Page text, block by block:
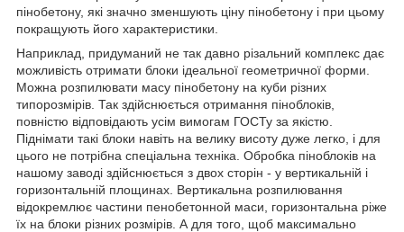
пінобетону, які значно зменшують ціну пінобетону і при цьому
покращують його характеристики.
Наприклад, придуманий не так давно різальний комплекс дає
можливість отримати блоки ідеальної геометричної форми.
Можна розпилювати масу пінобетону на куби різних
типорозмірів. Так здійснюється отримання піноблоків,
повністю відповідають усім вимогам ГОСТу за якістю.
Піднімати такі блоки навіть на велику висоту дуже легко, і для
цього не потрібна спеціальна техніка. Обробка піноблоків на
нашому заводі здійснюється з двох сторін - у вертикальній і
горизонтальній площинах. Вертикальна розпилювання
відокремлює частини пенобетонной маси, горизонтальна ріже
їх на блоки різних розмірів. А для того, щоб максимально